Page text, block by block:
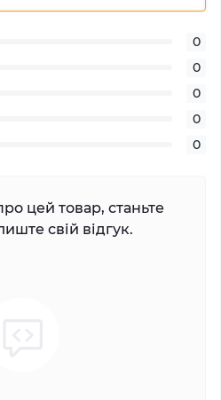
0
0
0
0
0
цей товар, станьте
свій відгук.